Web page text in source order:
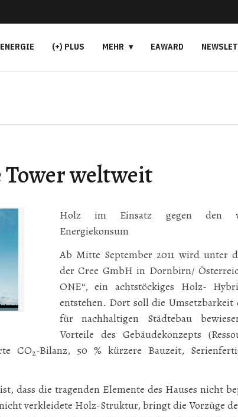
ENERGIE (+) PLUS MEHR EAWARD
weltweit
Holz im Einsatz gegen den
Energiekonsum
Ab Mitte September 2011 wird unter
der Cree GmbH in Dornbirn/
ONE“, ein achtstöckiges Holz-
entstehen. Dort soll die Umsetzbarkeit
für nachhaltigen Städtebau
Vorteile des Gebäudekonzepts
CO2-Bilanz, 50 % kürzere Bauzeit,
dass die tragenden Elemente des Hauses nicht
verkleidete Holz-Struktur, bringt die Vorzüge